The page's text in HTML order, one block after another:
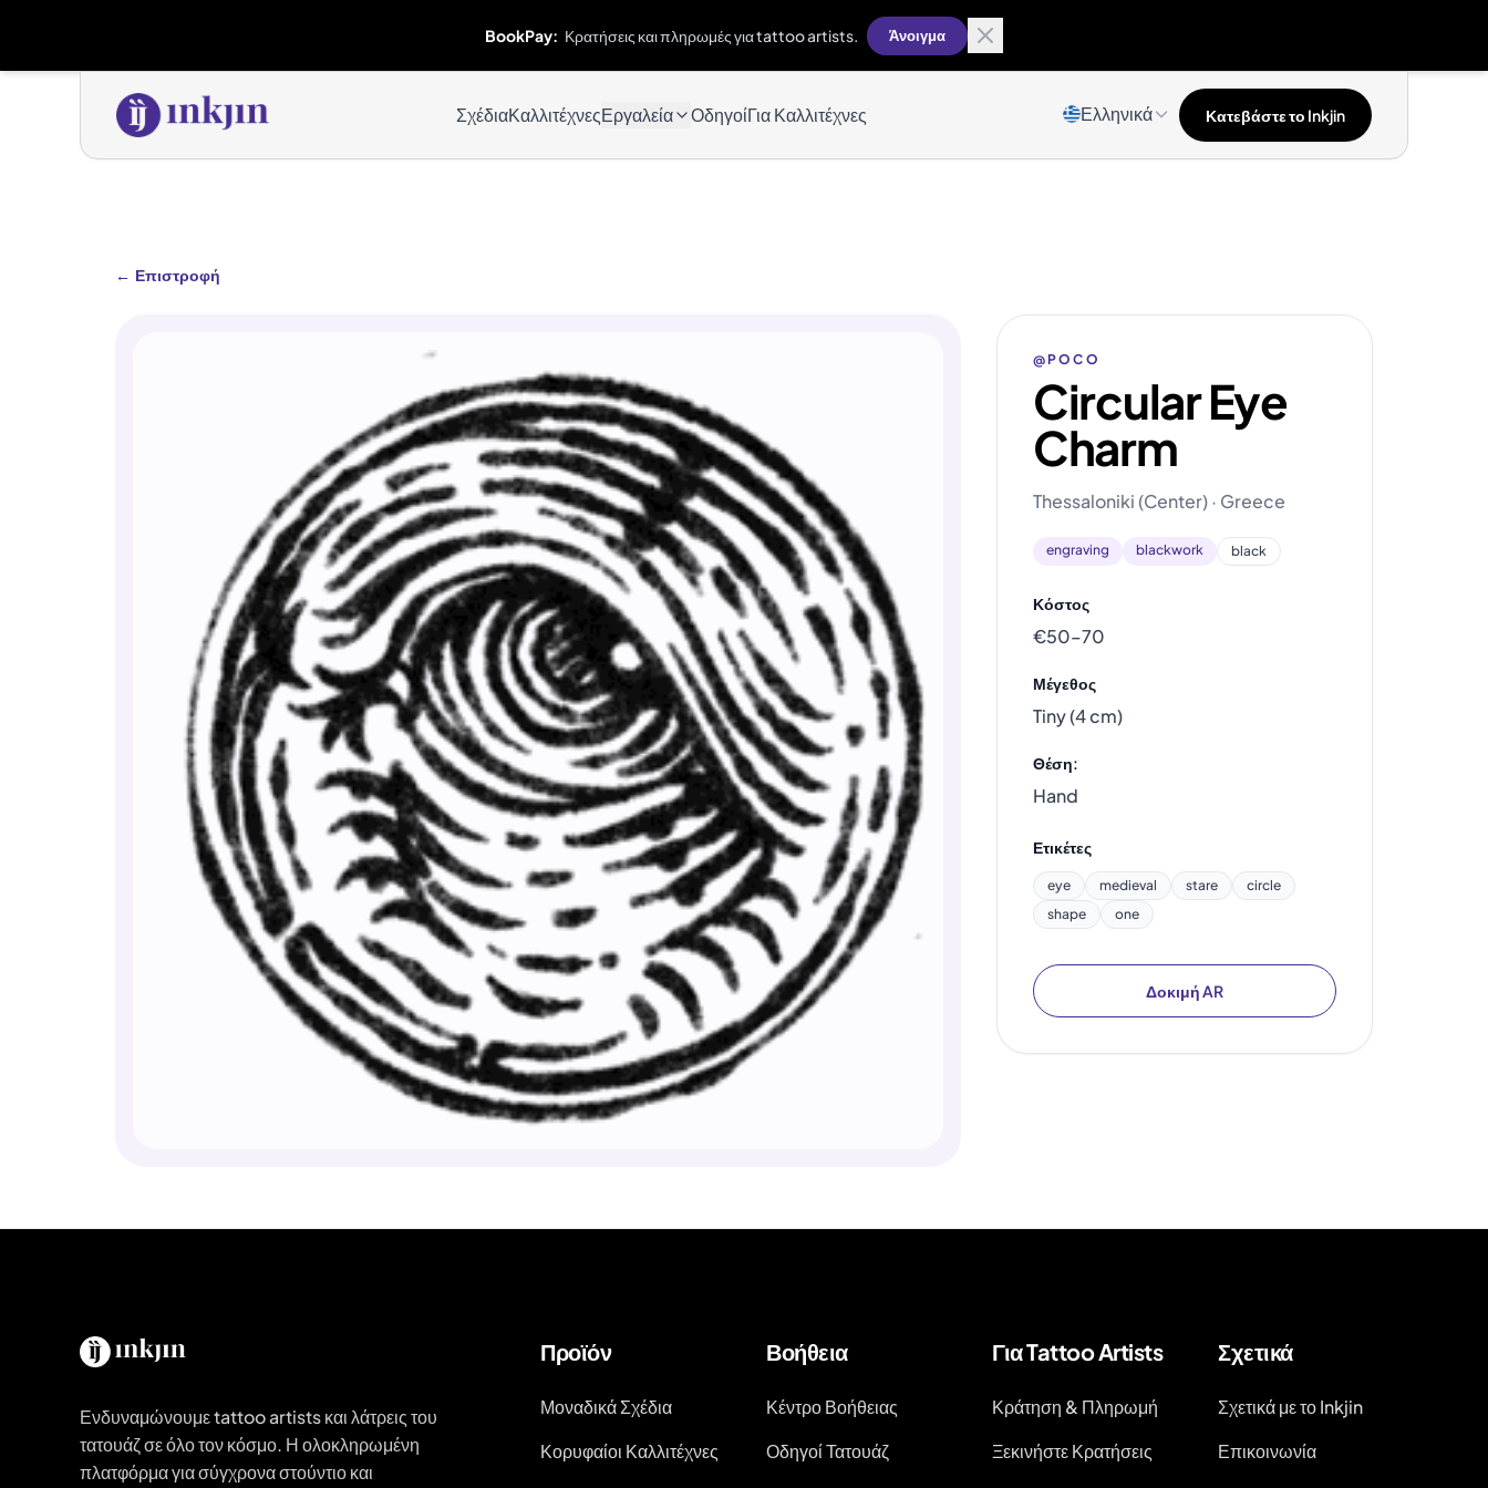
BookPay: Κρατήσεις και πληρωμές για tattoo artists. Άνοιγμα
ΣχέδιαΚαλλιτέχνεςΕργαλεία ΟδηγοίΓια Καλλιτέχνες Ελληνικά Κατεβάστε το Inkjin
← Επιστροφή
@POCO
Circular Eye
Charm
Thessaloniki (Center) · Greece
engraving blackwork black
Κόστος
€50–70
Μέγεθος
Tiny (4 cm)
Θέση:
Hand
Ετικέτες
eye medieval stare
circle
shape
one
Δοκιμή AR
Ενδυναμώνουμε tattoo artists και λάτρεις του
τατουάζ σε όλο τον κόσμο. Η ολοκληρωμένη
πλατφόρμα για σύγχρονα στούντιο και
Προϊόν
Μοναδικά Σχέδια
Κορυφαίοι Καλλιτέχνες
Βοήθεια
Κέντρο Βοήθειας
Οδηγοί Τατουάζ
Για Tattoo Artists
Κράτηση & Πληρωμή
Ξεκινήστε Κρατήσεις
Σχετικά
Σχετικά με το Inkjin
Επικοινωνία